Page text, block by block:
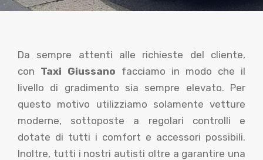
Da sempre attenti alle richieste del cliente,
con Taxi Giussano facciamo in modo che il
livello di gradimento sia sempre elevato. Per
questo motivo utilizziamo solamente vetture
moderne, sottoposte a regolari controlli e
dotate di tutti i comfort e accessori possibili.
Inoltre, tutti i nostri autisti oltre a garantire una